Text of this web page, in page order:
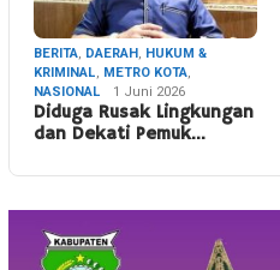
BERITA, DAERAH, HUKUM &
KRIMINAL, METRO KOTA,
NASIONAL
1 Juni 2026
Diduga Rusak Lingkungan
dan Dekati Pemuk…